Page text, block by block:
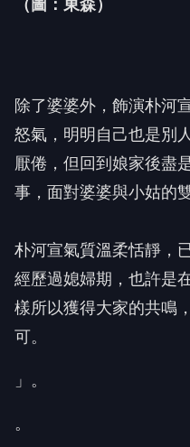
（圖：東森）
除了婆婆外，飾演朴河
怒氣， 明明自己也是別
厭倦， 但回到娘家後盡
事， 面對婆婆與小姑的
朴河宣氣質溫柔恬靜，
經歷過媳婦期， 也許是
樣所以獲得大家的共鳴，
可。
」。
。